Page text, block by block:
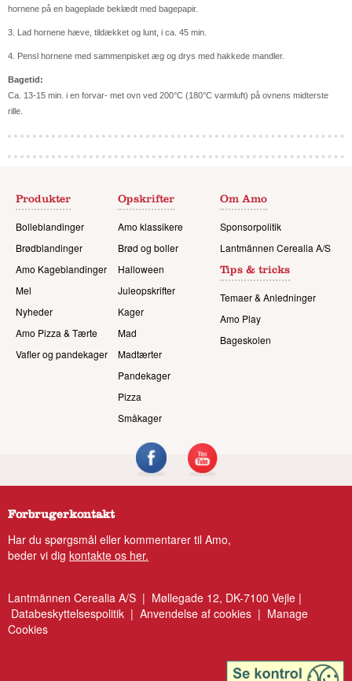
hornene på en bageplade beklædt med bagepapir.
3. Lad hornene hæve, tildækket og lunt, i ca. 45 min.
4. Pensl hornene med sammenpisket æg og drys med hakkede mandler.
Bagetid:
Ca. 13-15 min. i en forvar- met ovn ved 200°C (180°C varmluft) på ovnens midterste
rille.
Produkter
Bolleblandinger
Brødblandinger
Amo Kageblandinger
Mel
Nyheder
Amo Pizza & Tærte
Vafler og pandekager
Opskrifter
Amo klassikere
Brød og boller
Halloween
Juleopskrifter
Kager
Mad
Madtærter
Pandekager
Pizza
Småkager
Om Amo
Sponsorpolitik
Lantmännen Cerealia A/S
Tips & tricks
Temaer & Anledninger
Amo Play
Bageskolen
Forbrugerkontakt
Har du spørgsmål eller kommentarer til Amo,
beder vi dig kontakte os her.
Lantmännen Cerealia A/S | Møllegade 12, DK-7100 Vejle |
Databeskyttelsespolitik | Anvendelse af cookies | Manage
Cookies